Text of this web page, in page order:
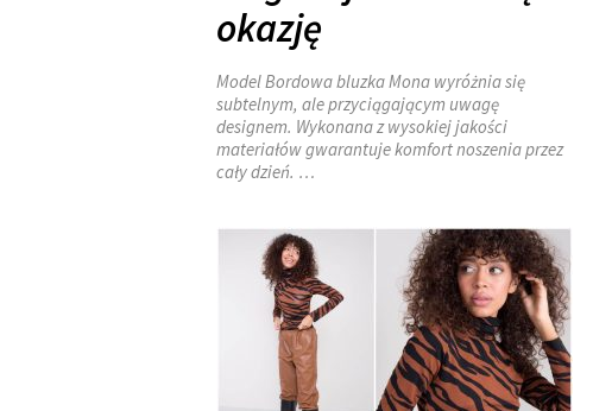
okazję
Model Bordowa bluzka Mona wyróżnia się
subtelnym, ale przyciągającym uwagę
designem. Wykonana z wysokiej jakości
materiałów gwarantuje komfort noszenia przez
cały dzień. …